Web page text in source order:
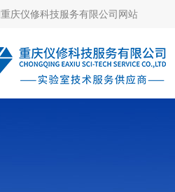
重庆仪修科技服务有限公司网站